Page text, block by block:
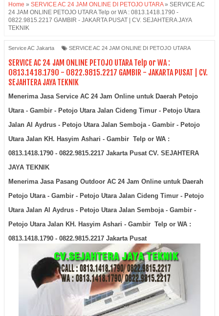
Home » SERVICE AC 24 JAM ONLINE DI PETOJO UTARA» SERVICE AC
24 JAM ONLINE PETOJO UTARA Telp or WA : 0813.1418.1790 -
0822.9815.2217 GAMBIR - JAKARTA PUSAT | CV. SEJAHTERA JAYA
TEKNIK
Service AC Jakarta SERVICE AC 24 JAM ONLINE DI PETOJO UTARA
SERVICE AC 24 JAM ONLINE PETOJO UTARA Telp or WA :
0813.1418.1790 - 0822.9815.2217 GAMBIR - JAKARTA PUSAT | CV.
SEJAHTERA JAYA TEKNIK
Menerima Jasa Service AC 24 Jam Online untuk Daerah Petojo
Utara - Gambir - Petojo Utara Jalan Cideng Timur - Petojo Utara
Jalan Al Aydrus - Petojo Utara Jalan Semboja - Gambir - Petojo
Utara Jalan KH. Hasyim Ashari - Gambir Telp or WA :
0813.1418.1790 - 0822.9815.2217 Jakarta Pusat CV. SEJAHTERA
JAYA TEKNIK
Menerima Jasa Pasang Outdoor AC 24 Jam Online untuk Daerah
Petojo Utara - Gambir - Petojo Utara Jalan Cideng Timur - Petojo
Utara Jalan Al Aydrus - Petojo Utara Jalan Semboja - Gambir -
Petojo Utara Jalan KH. Hasyim Ashari - Gambir Telp or WA :
0813.1418.1790 - 0822.9815.2217 Jakarta Pusat